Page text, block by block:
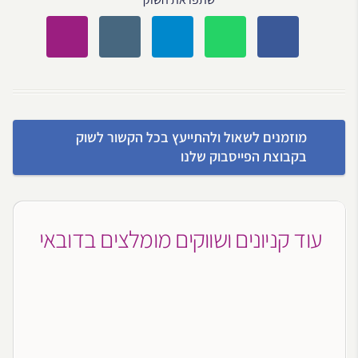
מוזמנים לשאול ולהתייעץ בכל הקשור לשוק
בקבוצת הפייסבוק שלנו
עוד קניונים ושווקים מומלצים בדובאי